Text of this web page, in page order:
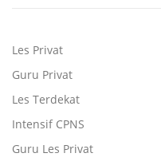
Les Privat
Guru Privat
Les Terdekat
Intensif CPNS
Guru Les Privat